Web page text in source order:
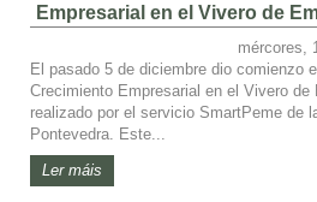
Empresarial en el Vivero de
mércores,
El pasado 5 de diciembre dio comienzo
Crecimiento Empresarial en el Vivero de
realizado por el servicio SmartPeme de
Pontevedra. Este...
Ler máis